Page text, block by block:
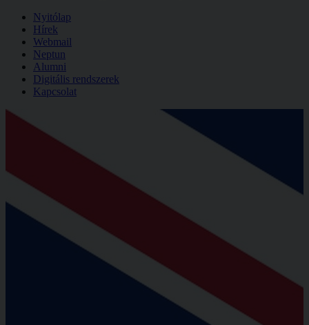
Nyitólap
Hírek
Webmail
Neptun
Alumni
Digitális rendszerek
Kapcsolat